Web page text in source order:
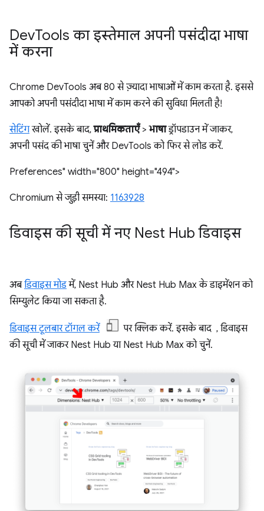
DevTools का इस्तेमाल अपनी पसंदीदा भाषा
में करना
Chrome DevTools अब 80 से ज़्यादा भाषाओं में काम करता है. इससे
आपको अपनी पसंदीदा भाषा में काम करने की सुविधा मिलती है!
सेटिंगखोलें. इसके बाद,प्राथमिकताएँ>भाषाड्रॉपडाउन में जाकर,
अपनी पसंद की भाषा चुनें और DevTools को फिर से लोड करें.
Preferences" width="800" height="494">
Chromium से जुड़ी समस्या: 1163928
डिवाइस की सूची में नए Nest Hub डिवाइस
अबडिवाइस मोडमें, Nest Hub और Nest Hub Max के डाइमेंशन को
सिम्युलेट किया जा सकता है.
डिवाइस टूलबार टॉगल करें
पर क्लिक करें. इसके बाद , डिवाइस
की सूची में जाकर Nest Hub या Nest Hub Max को चुनें.